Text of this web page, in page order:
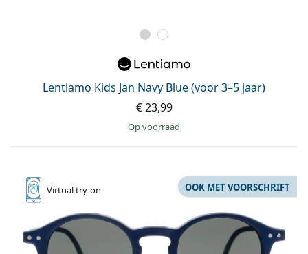
Lentiamo Kids Jan Navy Blue (voor 3–5 jaar)
€ 23,99
op voorraad
Virtualtry-on OOK MET VOORSCHRIFT